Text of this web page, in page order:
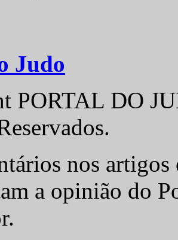
Judo
PORTAL DO
nos artigos
a opinião do